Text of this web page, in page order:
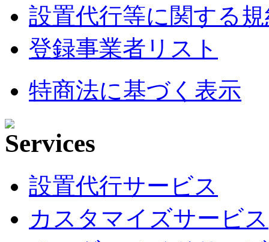
設置代行等に関する
登録事業者リスト
特商法に基づく表示
設置代行サービス
カスタマイズサービス